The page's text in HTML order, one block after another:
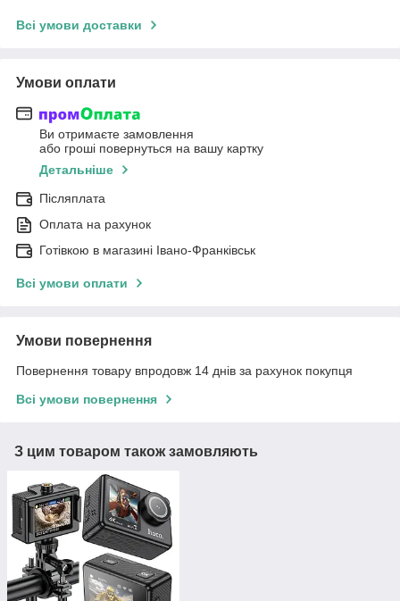
Всі умови доставки
Умови оплати
Ви отримаєте замовлення
або гроші повернуться на вашу картку
Детальніше
Післяплата
Оплата на рахунок
Готівкою в магазині Івано-Франківськ
Всі умови оплати
Умови повернення
Повернення товару впродовж 14 днів за рахунок покупця
Всі умови повернення
З цим товаром також замовляють